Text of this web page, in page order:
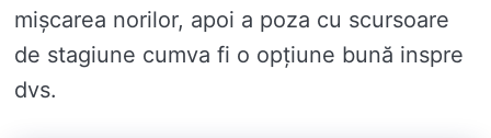
mișcarea norilor, apoi a poza cu scursoare
de stagiune cumva fi o opțiune bună inspre
dvs.